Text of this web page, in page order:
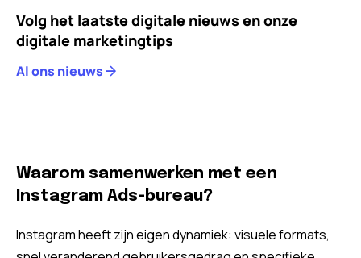
Volg het laatste digitale nieuws en onze
digitale marketingtips
Al ons nieuws
Waarom samenwerken met een
Instagram Ads-bureau?
Instagram heeft zijn eigen dynamiek: visuele formats,